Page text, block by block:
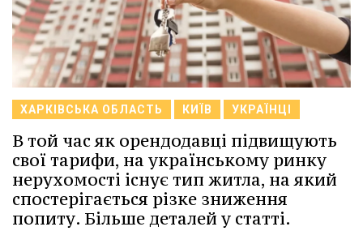
ХАРКІВСЬКА ОБЛАСТЬ КИЇВ УКРАЇНЦІ
В той час як орендодавці підвищують
свої тарифи, на українському ринку
нерухомості існує тип житла, на який
спостерігається різке зниження
попиту. Більше деталей у статті.